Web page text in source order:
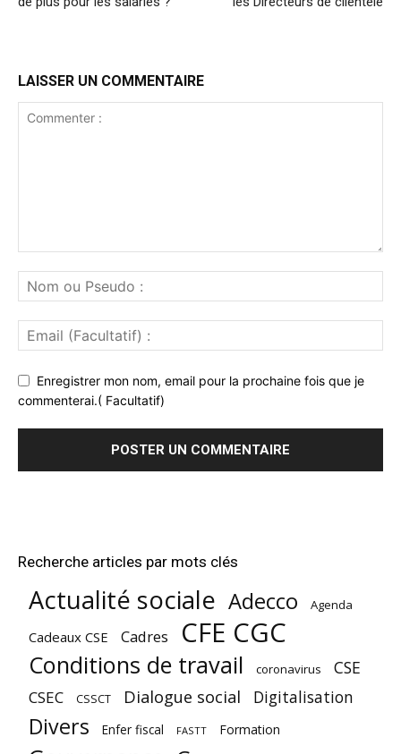
LAISSER UN COMMENTAIRE
Enregistrer mon nom, email pour la prochaine fois que je
commenterai.( Facultatif)
Recherche articles par mots clés
Actualité sociale Adecco Agenda
Cadeaux CSE Cadres CFE CGC
Conditions de travail coronavirus CSE
CSEC CSSCT Dialogue social Digitalisation
Divers Enfer fiscal FASTT Formation